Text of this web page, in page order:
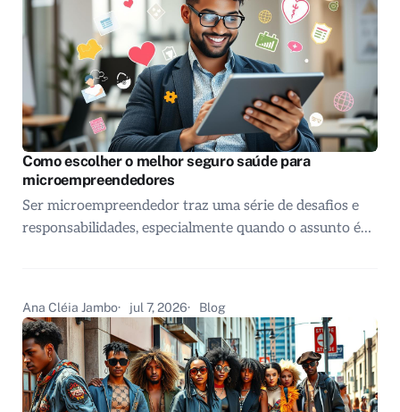
Como escolher o melhor seguro saúde para
microempreendedores
Ser microempreendedor traz uma série de desafios e
responsabilidades, especialmente quando o assunto é…
Ana Cléia Jambo jul 7, 2026 Blog